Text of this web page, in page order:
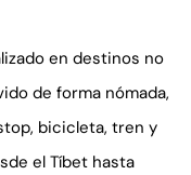
en destinos no
de forma nómada,
bicicleta, tren y
el Tíbet hasta